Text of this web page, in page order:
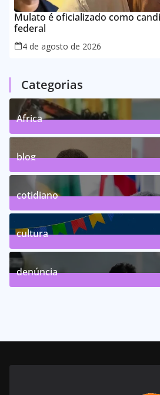
Mulato é oficializado como
federal
4 de agosto de 2026
Categorias
Africa
0Posts
blog
75Posts
cotidiano
46Posts
cultura
63Posts
denúncia